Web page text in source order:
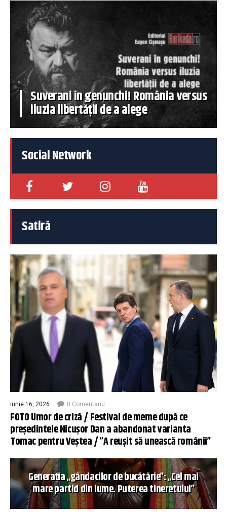
Suverani în genunchi! România versus
iluzia libertății de a alege
Social Network
Satiră
iunie 16, 2026 0 Comentariu
FOTO Umor de criză / Festival de meme după ce
președintele Nicușor Dan a abandonat varianta
Tomac pentru Veștea / ”A reușit să unească românii”
Generația „gândacilor de bucătărie”: „Cel mai
mare partid din lume. Puterea tineretului”